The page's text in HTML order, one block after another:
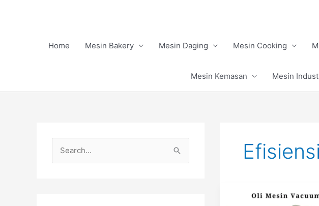
Home
Mesin Bakery Mesin Daging Mesin Cooking
Mesin Kemasan Mesin
Merek